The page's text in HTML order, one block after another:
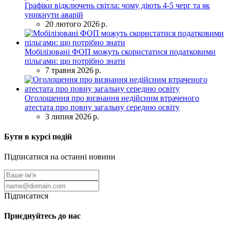
Графіки відключень світла: чому діють 4-5 черг та як
уникнути аварій
20 лютого 2026 р.
Мобілізовані ФОП можуть скористатися податковими
пільгами: що потрібно знати
7 травня 2026 р.
Оголошення про визнання недійсним втраченого
атестата про повну загальну середню освіту
3 липня 2026 р.
Бути в курсі подій
Підписатися на останні новини
Підписатися
Приєднуйтесь до нас